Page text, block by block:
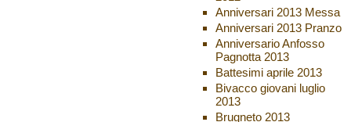
Anniversari 2013 Messa
Anniversari 2013 Pranzo
Anniversario Anfosso
Pagnotta 2013
Battesimi aprile 2013
Bivacco giovani luglio
2013
Brugneto 2013